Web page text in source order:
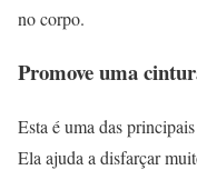
no corpo.
Promove uma
Esta é uma das
Ela ajuda a disfarçar